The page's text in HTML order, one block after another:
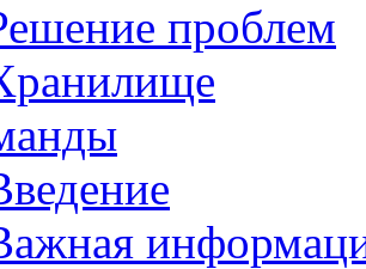
проблем